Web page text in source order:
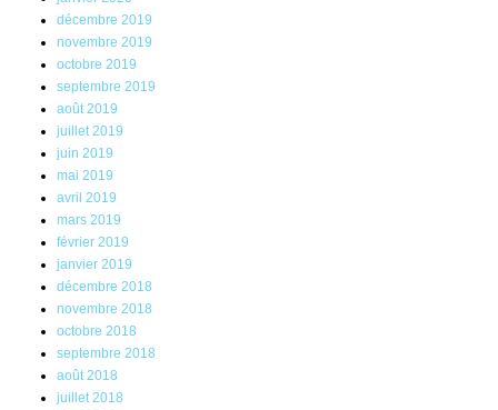
décembre 2019
novembre 2019
octobre 2019
septembre 2019
août 2019
juillet 2019
juin 2019
mai 2019
avril 2019
mars 2019
février 2019
janvier 2019
décembre 2018
novembre 2018
octobre 2018
septembre 2018
août 2018
juillet 2018